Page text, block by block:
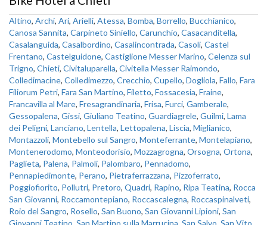
Altino, Archi, Ari, Arielli, Atessa, Bomba, Borrello, Bucchianico,
Canosa Sannita, Carpineto Siniello, Carunchio, Casacanditella,
Casalanguida, Casalbordino, Casalincontrada, Casoli, Castel
Frentano, Castelguidone, Castiglione Messer Marino, Celenza sul
Trigno, Chieti, Civitaluparella, Civitella Messer Raimondo,
Colledimacine, Colledimezzo, Crecchio, Cupello, Dogliola, Fallo, Fara
Filiorum Petri, Fara San Martino, Filetto, Fossacesia, Fraine,
Francavilla al Mare, Fresagrandinaria, Frisa, Furci, Gamberale,
Gessopalena, Gissi, Giuliano Teatino, Guardiagrele, Guilmi, Lama
dei Peligni, Lanciano, Lentella, Lettopalena, Liscia, Miglianico,
Montazzoli, Montebello sul Sangro, Monteferrante, Montelapiano,
Montenerodomo, Monteodorisio, Mozzagrogna, Orsogna, Ortona,
Paglieta, Palena, Palmoli, Palombaro, Pennadomo,
Pennapiedimonte, Perano, Pietraferrazzana, Pizzoferrato,
Poggiofiorito, Pollutri, Pretoro, Quadri, Rapino, Ripa Teatina, Rocca
San Giovanni, Roccamontepiano, Roccascalegna, Roccaspinalveti,
Roio del Sangro, Rosello, San Buono, San Giovanni Lipioni, San
Giovanni Teatino, San Martino sulla Marrucina, San Salvo, San Vito